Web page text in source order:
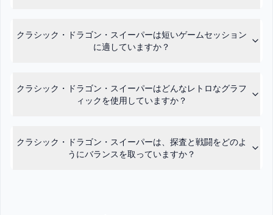
クラシック・ドラゴン・スイーパーは短いゲームセッション
に適していますか？
クラシック・ドラゴン・スイーパーはどんなレトロなグラフ
ィックを使用していますか？
クラシック・ドラゴン・スイーパーは、探査と戦闘をどのよ
うにバランスを取っていますか？